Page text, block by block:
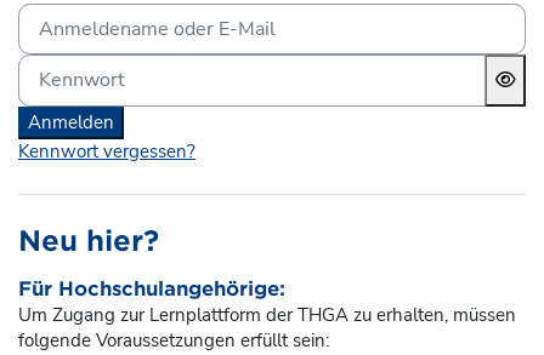
Anmelden bei
Anmeldename oder E-Mail
Kennwort
Anmelden
Kennwort vergessen?
Neu hier?
Für Hochschulangehörige:
Um Zugang zur Lernplattform der THGA zu erhalten, müssen
folgende Voraussetzungen erfüllt sein: